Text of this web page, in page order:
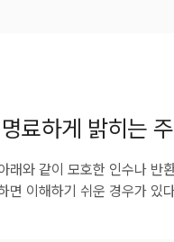
료하게 밝히는
래와 같이 모호한 인수나 반
면 이해하기 쉬운 경우가 있